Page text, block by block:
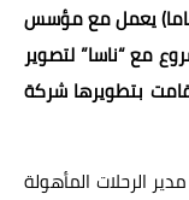
موقع “ديدلاين”، فإن توم كروز (57 عاما) يعمل مع مؤسس
مع “ناسا” لتصوير
بتطويرها شركة
الرحلات المأهولة